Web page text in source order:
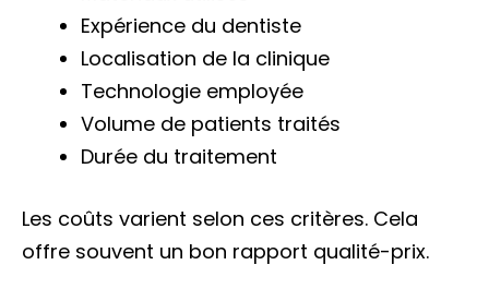
Expérience du dentiste
Localisation de la clinique
Technologie employée
Volume de patients traités
Durée du traitement
Les coûts varient selon ces critères. Cela
offre souvent un bon rapport qualité-prix.